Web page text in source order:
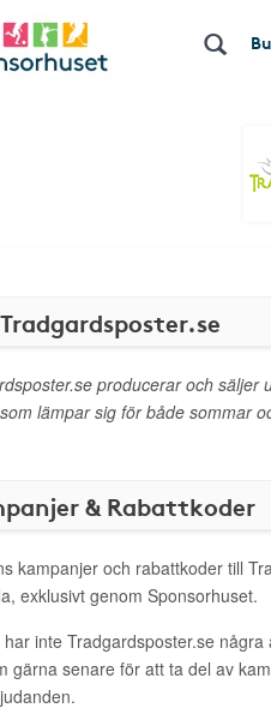
producerar och säljer
lämpar sig för både sommar
& Rabattkoder
kampanjer och rabattkoder till
exklusivt genom Sponsorhuset.
inte Tradgardsposter.se några
gärna senare för att ta del av